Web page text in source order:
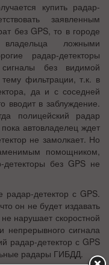
купить радар-
заявленным
без GPS, то в городе
ложными
радар-детекторы
без видимой
фильтрации, т.к. в
да и с соседней
вводит в заблуждение.
полицейский радар
автовладелец ждет
не замолкает. Но
помощником,
детекторы без GPS не
радар-детектор с GPS.
он не будет издавать
нарушает скоростной
непрерывного сигнала
радар-детектор с GPS
радары ГИБДД.